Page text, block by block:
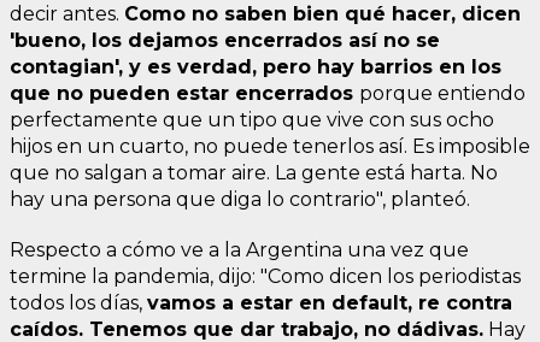
decir antes. Como no saben bien qué hacer, dicen
'bueno, los dejamos encerrados así no se
contagian', y es verdad, pero hay barrios en los
que no pueden estar encerrados porque entiendo
perfectamente que un tipo que vive con sus ocho
hijos en un cuarto, no puede tenerlos así. Es imposible
que no salgan a tomar aire. La gente está harta. No
hay una persona que diga lo contrario", planteó.
Respecto a cómo ve a la Argentina una vez que
termine la pandemia, dijo: "Como dicen los periodistas
todos los días, vamos a estar en default, re contra
caídos. Tenemos que dar trabajo, no dádivas. Hay